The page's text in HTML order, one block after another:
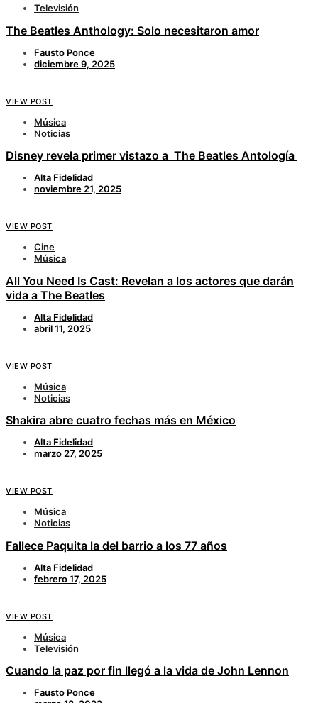
Televisión
The Beatles Anthology: Solo necesitaron amor
Fausto Ponce
diciembre 9, 2025
VIEW POST
Música
Noticias
Disney revela primer vistazo a The Beatles Antología
Alta Fidelidad
noviembre 21, 2025
VIEW POST
Cine
Música
All You Need Is Cast: Revelan a los actores que darán
vida a The Beatles
Alta Fidelidad
abril 11, 2025
VIEW POST
Música
Noticias
Shakira abre cuatro fechas más en México
Alta Fidelidad
marzo 27, 2025
VIEW POST
Música
Noticias
Fallece Paquita la del barrio a los 77 años
Alta Fidelidad
febrero 17, 2025
VIEW POST
Música
Televisión
Cuando la paz por fin llegó a la vida de John Lennon
Fausto Ponce